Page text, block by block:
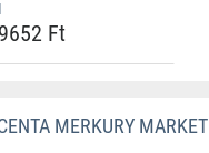
Ft
MERKURY MARKET